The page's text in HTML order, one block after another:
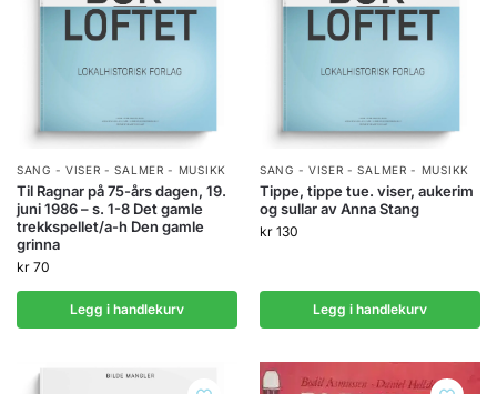
SANG - VISER - SALMER - MUSIKK
Til Ragnar på 75-års dagen, 19.
juni 1986 – s. 1-8 Det gamle
trekkspellet/a-h Den gamle
grinna
kr 70
Legg i handlekurv
SANG - VISER - SALMER - MUSIKK
Tippe, tippe tue. viser, aukerim
og sullar av Anna Stang
kr 130
Legg i handlekurv